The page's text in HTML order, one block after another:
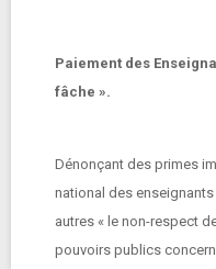
Paiement des
fâche ».
Dénonçant des primes
national des
autres « le non-respect
pouvoirs publics